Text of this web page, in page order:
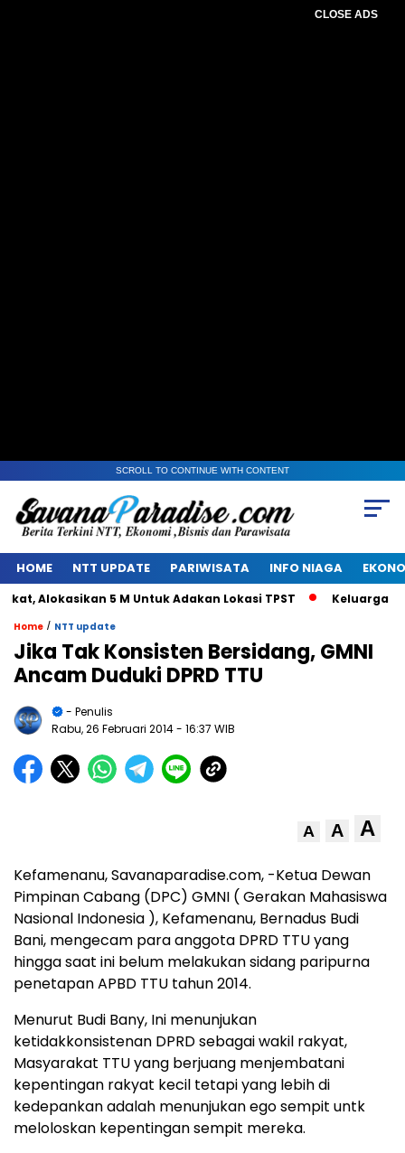
CLOSE ADS
SCROLL TO CONTINUE WITH CONTENT
HOME NTT UPDATE PARIWISATA INFO NIAGA
Alokasikan 5 M Untuk Adakan Lokasi TPST Keluarga Alm
Home / NTT update
Jika Tak Konsisten Bersidang, GMNI
Ancam Duduki DPRD TTU
- Penulis
Rabu, 26 Februari 2014- 16:37 WIB
A A A
Kefamenanu, Savanaparadise.com, -Ketua Dewan
Pimpinan Cabang (DPC) GMNI ( Gerakan Mahasiswa
Nasional Indonesia ), Kefamenanu, Bernadus Budi
Bani, mengecam para anggota DPRD TTU yang
hingga saat ini belum melakukan sidang paripurna
penetapan APBD TTU tahun 2014.
Menurut Budi Bany, Ini menunjukan
ketidakkonsistenan DPRD sebagai wakil rakyat,
Masyarakat TTU yang berjuang menjembatani
kepentingan rakyat kecil tetapi yang lebih di
kedepankan adalah menunjukan ego sempit untk
meloloskan kepentingan sempit mereka.